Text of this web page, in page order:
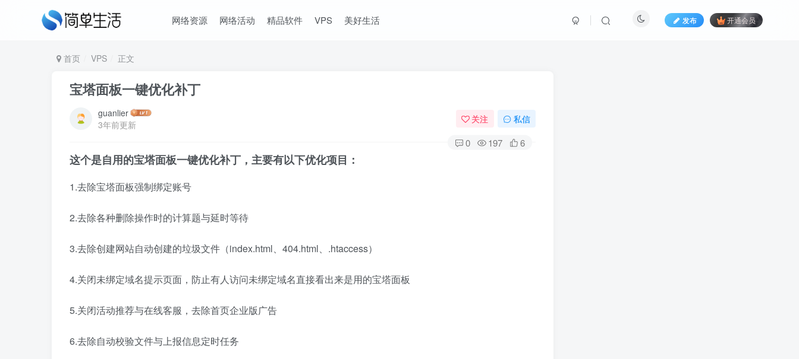
网络资源 网络活动 精品软件 VPS 美好生活 发布 开通会员
首页 VPS 正文
宝塔面板一键优化补丁
guanlier
3年前更新
关注 私信
0 197 6
这个是自用的宝塔面板一键优化补丁，主要有以下优化项目：
1.去除宝塔面板强制绑定账号
2.去除各种删除操作时的计算题与延时等待
3.去除创建网站自动创建的垃圾文件（index.html、404.html、.htaccess）
4.关闭未绑定域名提示页面，防止有人访问未绑定域名直接看出来是用的宝塔面板
5.关闭活动推荐与在线客服，去除首页企业版广告
6.去除自动校验文件与上报信息定时任务